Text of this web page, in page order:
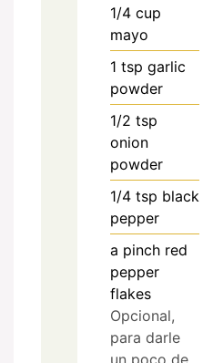
1/4 cup
mayo
1 tsp garlic
powder
1/2 tsp
onion
powder
1/4 tsp black
pepper
a pinch red
pepper
flakes
Opcional,
para darle